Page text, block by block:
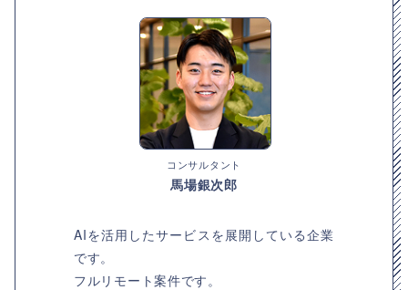
コンサルタント
馬場銀次郎
AIを活用したサービスを展開している企業
です。
フルリモート案件です。